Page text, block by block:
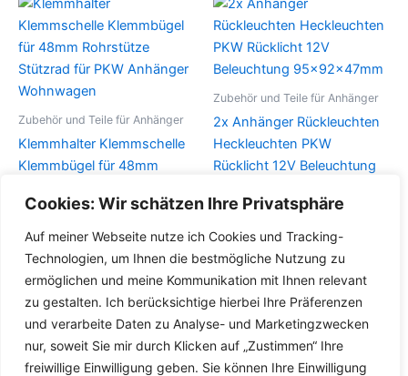
Cookies: Wir schätzen Ihre Privatsphäre
Auf meiner Webseite nutze ich Cookies und Tracking-
Technologien, um Ihnen die bestmögliche Nutzung zu
ermöglichen und meine Kommunikation mit Ihnen relevant
zu gestalten. Ich berücksichtige hierbei Ihre Präferenzen
und verarbeite Daten zu Analyse- und Marketingzwecken
nur, soweit Sie mir durch Klicken auf „Zustimmen“ Ihre
freiwillige Einwilligung geben. Sie können Ihre Einwilligung
Zubehör und Teile für Anhänger
Klemmhalter Klemmschelle
Klemmbügel für 48mm
Anhänger Wohnwagen
Details
Zubehör und Teile für Anhänger
2x Anhänger Rückleuchten
Heckleuchten PKW
Rücklicht 12V Beleuchtung
Details